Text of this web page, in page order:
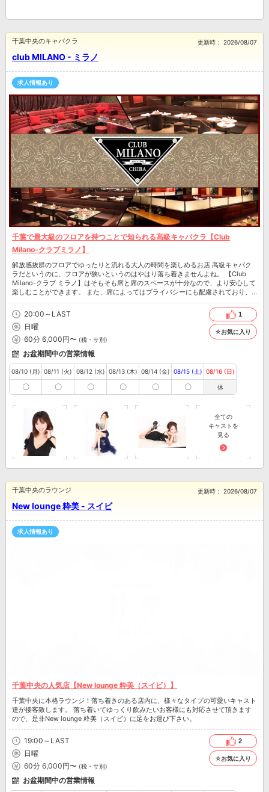
club MILANO - ミラノ
千葉中央のキャバクラ 更新時： 2026/08/07
求人情報あり
千葉で最大級のフロアを持つことで知られる高級キャバクラ【Club
Milano-クラブミラノ】
解放感抜群のフロアでゆったりと流れる大人の時間を楽しめるお店 高級キャバク
ラだというのに、フロアが狭いというのはやはり落ち着きませんよね。 【Club
Milano-クラブ ミラノ】はそもそも席と席のスペースが十分なので、より安心して
楽しむことができます。 また、席によってはプライバシーにも配慮されており、
20:00～LAST
日曜
60分 6,000円〜 (税・サ別)
1
☆お気に入り
お盆期間中の営業情報
08/10 (月)
〇
08/11 (火)
〇
08/12 (水)
〇
08/13 (木)
〇
08/14 (金)
〇
08/15 (土)
〇
08/16 (日)
休
全ての
キャストを
見る
New lounge 粋美 - スイビ
千葉中央のラウンジ 更新時： 2026/08/07
求人情報あり
千葉中央の人気店【New lounge 粋美（スイビ）】
千葉中央に本格ラウンジ！落ち着きのある店内に、様々なタイプの可愛いキャスト
達が接客致します。 落ち着いてゆっくり飲みたいお客様にも対応させて頂きます
ので、是非New lounge 粋美（スイビ）に足をお運び下さい。
19:00～LAST
日曜
60分 6,000円〜 (税・サ別)
2
☆お気に入り
お盆期間中の営業情報